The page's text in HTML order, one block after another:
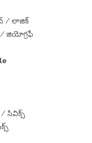
/ లాజిక్
/ జియోగ్రఫీ
సివిక్స్